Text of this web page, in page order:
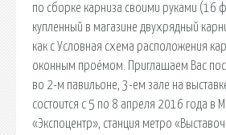
по сборке карниза своими руками (16
купленный в магазине двухрядный
как с Условная схема расположения
оконным проёмом. Приглашаем Вас
во 2-м павильоне, 3-ем зале на
состоится с 5 по 8 апреля 2016 года в
«Экспоцентр», станция метро